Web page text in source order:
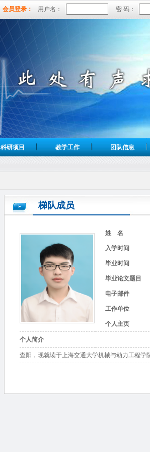
会员登录： 用户名： 密 码：
科研项目 教学工作 团队信息
梯队成员
姓 名
入学时间
毕业时间
毕业论文题目
电子邮件
工作单位
个人主页
个人简介
查阳，现就读于上海交通大学机械与动力工程